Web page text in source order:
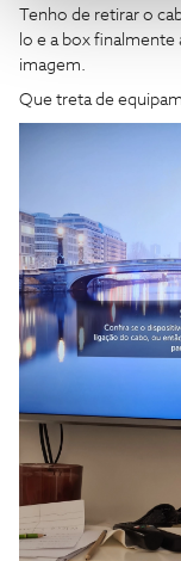
Tenho de retirar o
lo e a box
imagem.
Que treta de